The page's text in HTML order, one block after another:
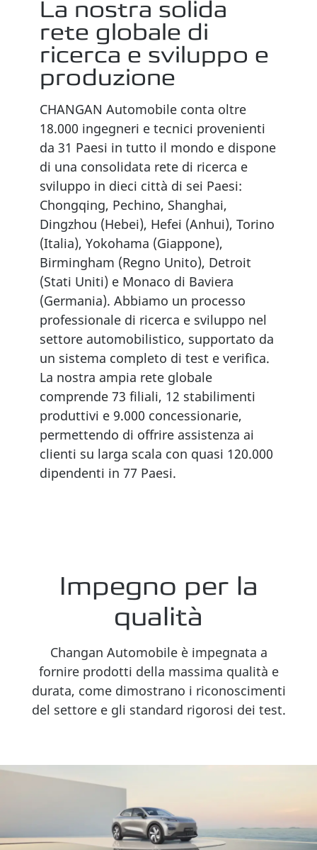
La nostra solida
rete globale di
ricerca e sviluppo e
produzione
CHANGAN Automobile conta oltre
18.000 ingegneri e tecnici provenienti
da 31 Paesi in tutto il mondo e dispone
di una consolidata rete di ricerca e
sviluppo in dieci città di sei Paesi:
Chongqing, Pechino, Shanghai,
Dingzhou (Hebei), Hefei (Anhui), Torino
(Italia), Yokohama (Giappone),
Birmingham (Regno Unito), Detroit
(Stati Uniti) e Monaco di Baviera
(Germania). Abbiamo un processo
professionale di ricerca e sviluppo nel
settore automobilistico, supportato da
un sistema completo di test e verifica.
La nostra ampia rete globale
comprende 73 filiali, 12 stabilimenti
produttivi e 9.000 concessionarie,
permettendo di offrire assistenza ai
clienti su larga scala con quasi 120.000
dipendenti in 77 Paesi.
Impegno per la
qualità
Changan Automobile è impegnata a
fornire prodotti della massima qualità e
durata, come dimostrano i riconoscimenti
del settore e gli standard rigorosi dei test.